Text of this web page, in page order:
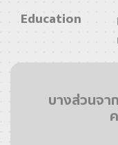
Education
บางส่วนจ